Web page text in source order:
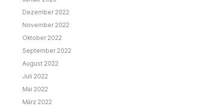
Dezember 2022
November 2022
Oktober 2022
September 2022
August 2022
Juli 2022
Mai 2022
März 2022